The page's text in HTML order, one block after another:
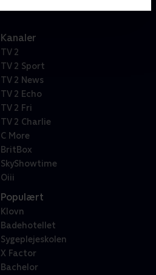
Kanaler
TV 2
TV 2 Sport
TV 2 News
TV 2 Echo
TV 2 Fri
TV 2 Charlie
C More
BritBox
SkyShowtime
Oiii
Populært
Klovn
Badehotellet
Sygeplejeskolen
X Factor
Bachelor